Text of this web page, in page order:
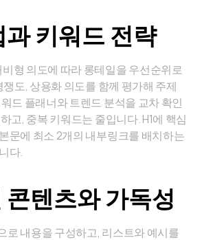
키워드 전략
형 의도에 따라 롱테일을 우선순위로
도, 상용화 의도를 함께 평가해 주제
드 플래너와 트렌드 분석을 교차 확인
고, 중복 키워드는 줄입니다. H1에 핵심
문에 최소 2개의 내부링크를 배치하는
다.
텐츠와 가독성
로 내용을 구성하고, 리스트와 예시를